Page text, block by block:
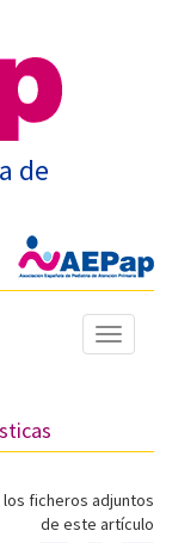
de
Mostrar
menú
ficheros adjuntos
de este artículo